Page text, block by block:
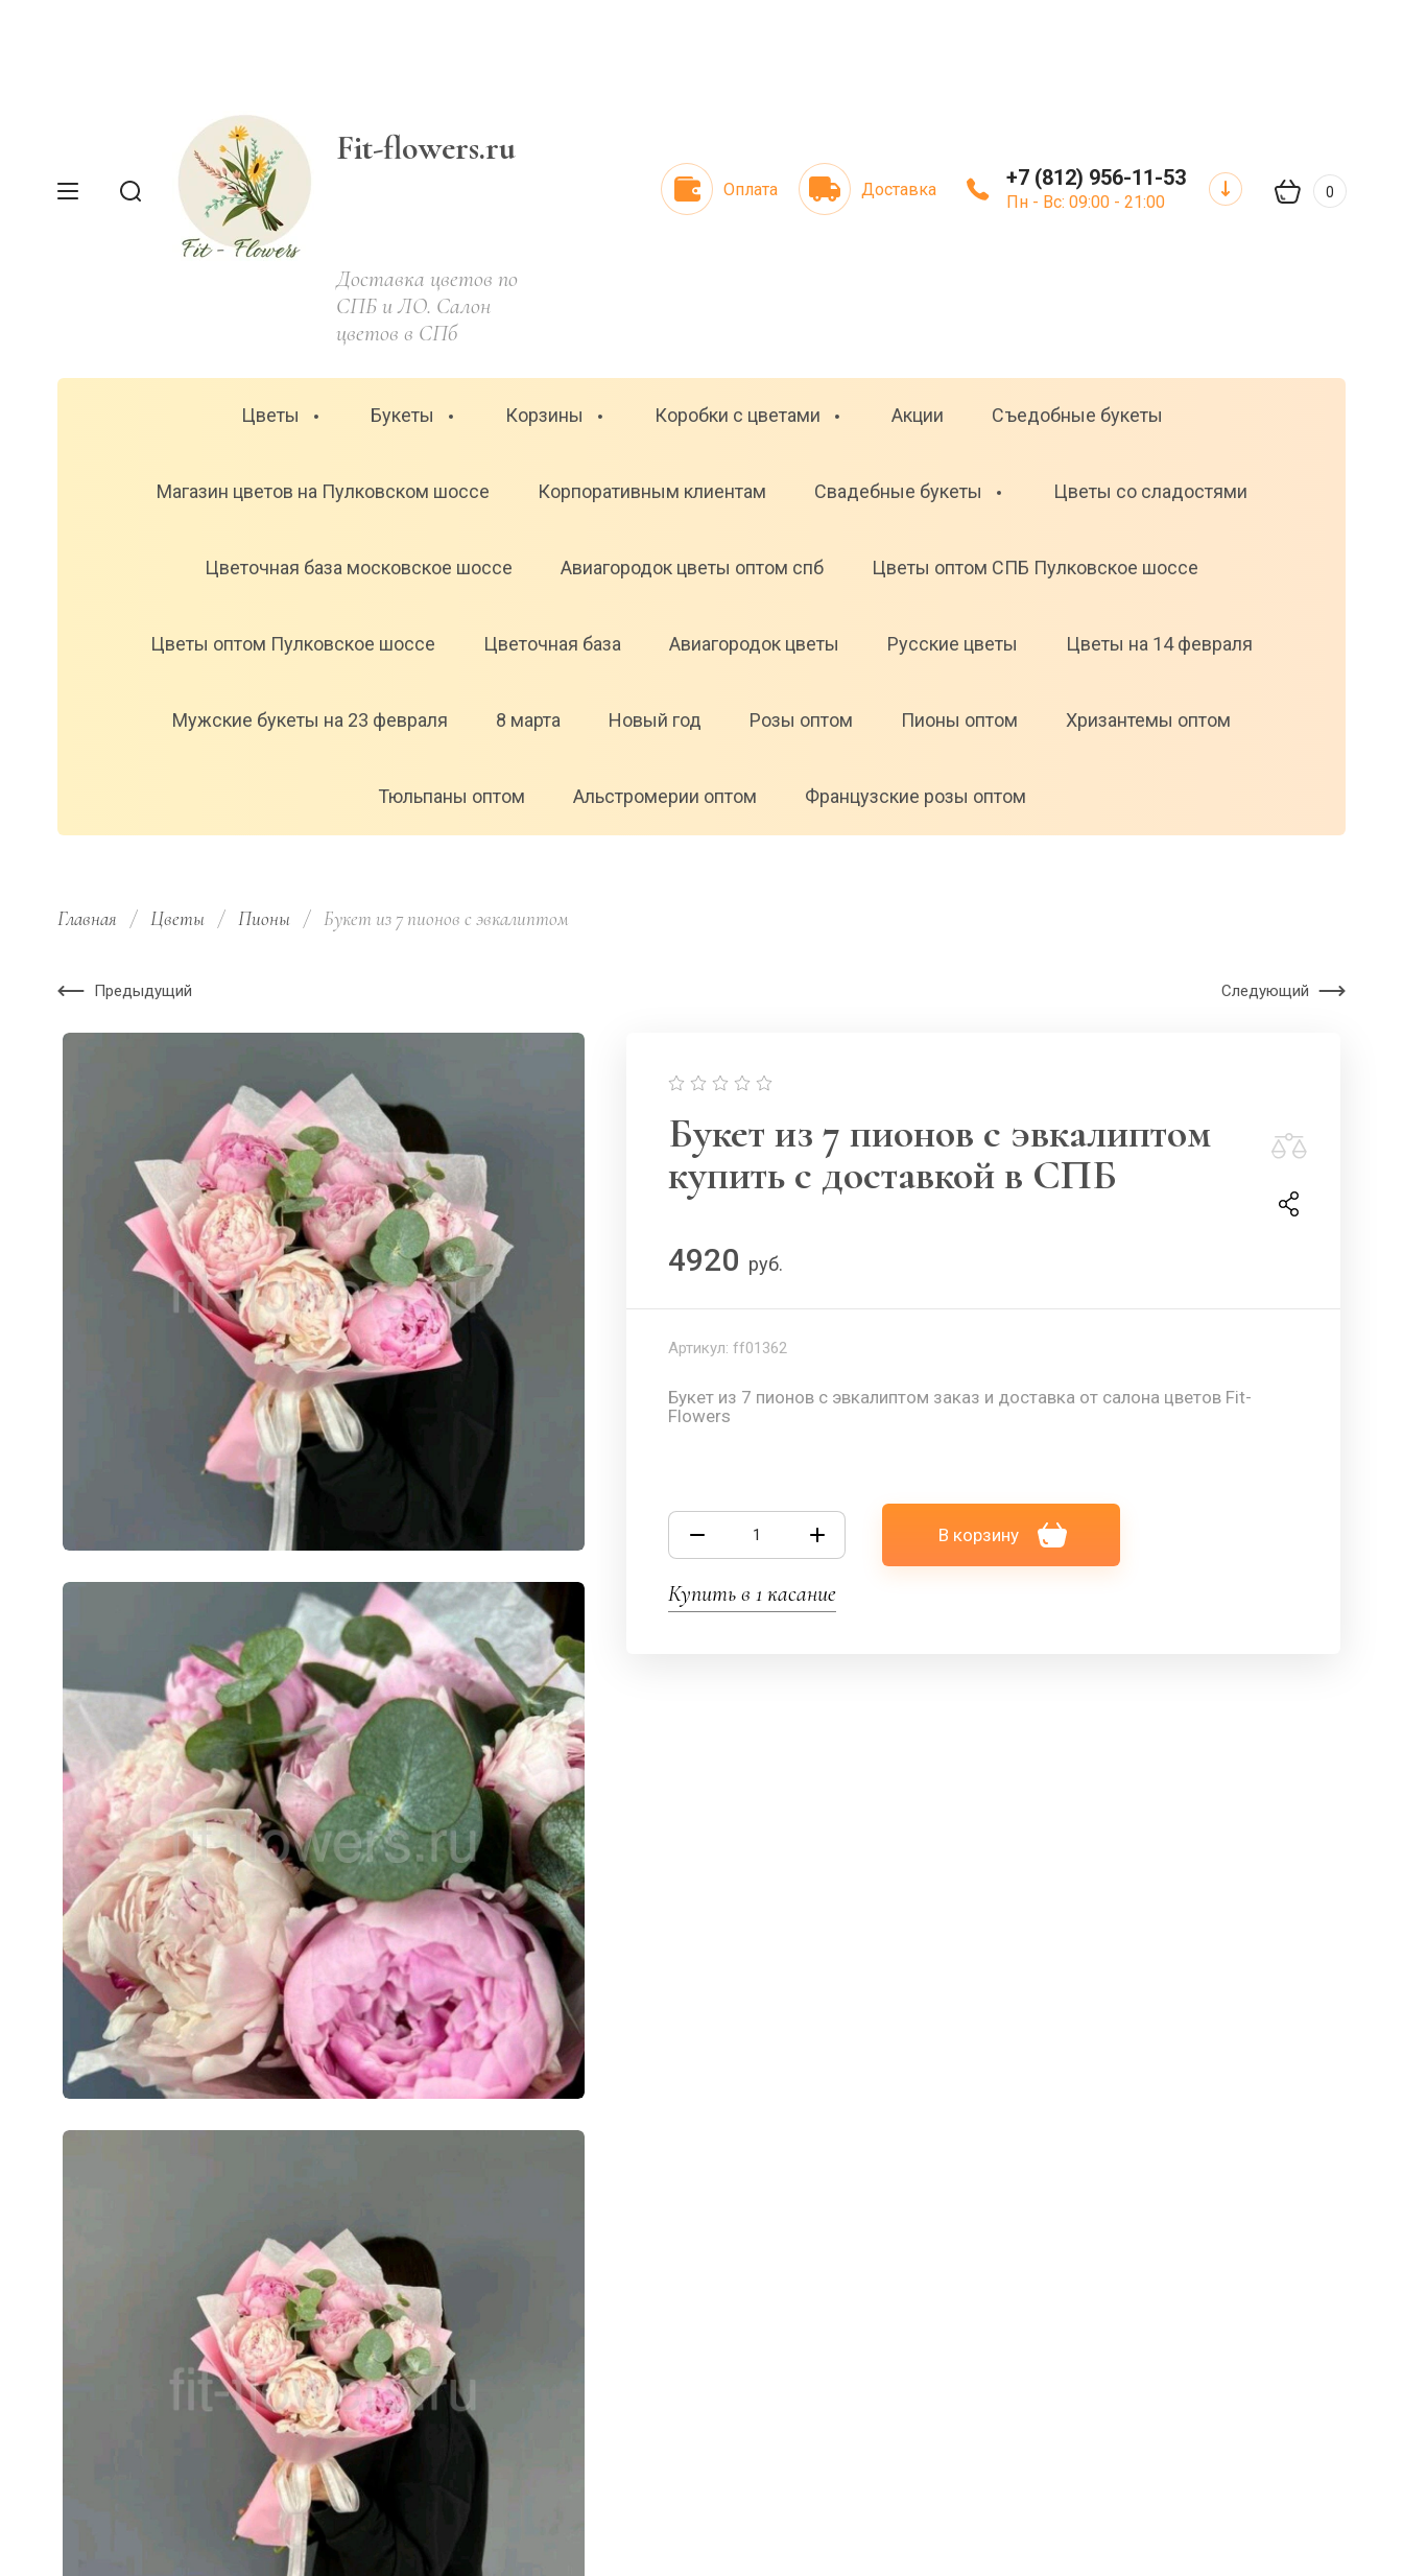
0
Fit-flowers.ru
Доставка цветов по
СПБ и ЛО. Салон
цветов в СПб
Оплата Доставка +7 (812) 956-11-53
Пн - Вс: 09:00 - 21:00
Цветы Букеты Корзины Коробки с цветами Акции Съедобные букеты
Магазин цветов на Пулковском шоссе Корпоративным клиентам Свадебные букеты Цветы со сладостями
Цветочная база московское шоссе Авиагородок цветы оптом спб Цветы оптом СПБ Пулковское шоссе
Цветы оптом Пулковское шоссе Цветочная база Авиагородок цветы Русские цветы Цветы на 14 февраля
Мужские букеты на 23 февраля 8 марта Новый год Розы оптом Пионы оптом Хризантемы оптом
Тюльпаны оптом Альстромерии оптом Французские розы оптом
Главная / Цветы / Пионы /
  Букет из 7 пионов с эвкалиптом
Предыдущий Следующий
Букет из 7 пионов с эвкалиптом
купить с доставкой в СПБ
4920 руб.
Артикул: ff01362
Букет из 7 пионов с эвкалиптом заказ и доставка от салона цветов Fit-
Flowers
В корзину
Купить в 1 касание